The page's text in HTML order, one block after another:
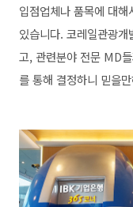
입점업체나 품목에 대
있습니다. 코레일관광
고, 관련분야 전문 MD
를 통해 결정하니 믿을